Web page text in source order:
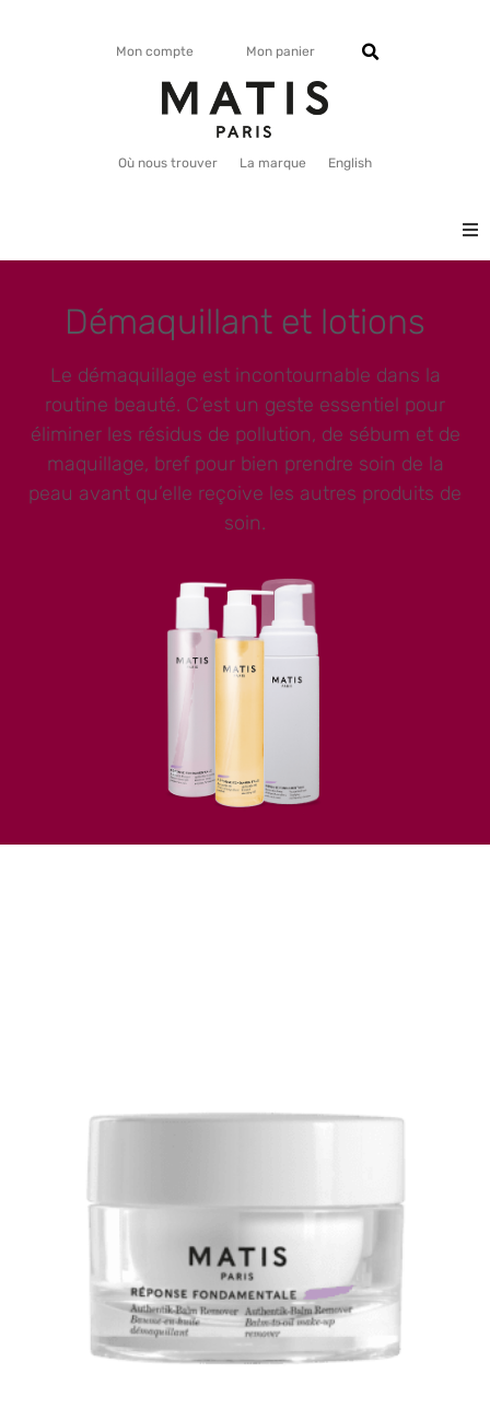
Où nous trouver La marque English
Mon compte Mon panier
CORPS
MATISMAG
Démaquillant et lotions
Le démaquillage est incontournable dans la
routine beauté. C’est un geste essentiel pour
éliminer les résidus de pollution, de sébum et de
maquillage, bref pour bien prendre soin de la
peau avant qu’elle reçoive les autres produits de
soin.